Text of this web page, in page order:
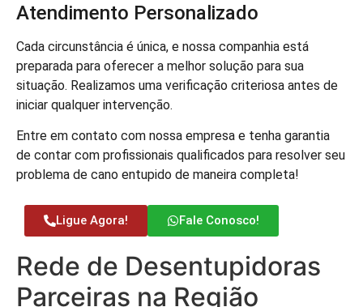
Atendimento Personalizado
Cada circunstância é única, e nossa companhia está
preparada para oferecer a melhor solução para sua
situação. Realizamos uma verificação criteriosa antes de
iniciar qualquer intervenção.
Entre em contato com nossa empresa e tenha garantia
de contar com profissionais qualificados para resolver seu
problema de cano entupido de maneira completa!
Ligue Agora! Fale Conosco!
Rede de Desentupidoras
Parceiras na Região